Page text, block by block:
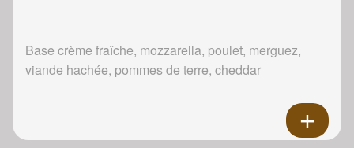
Base crème fraîche, mozzarella, poulet, merguez,
viande hachée, pommes de terre, cheddar